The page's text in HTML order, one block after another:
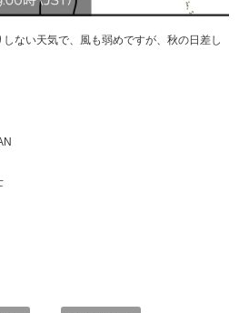
ない天気で、風も弱めですが、秋の日差し